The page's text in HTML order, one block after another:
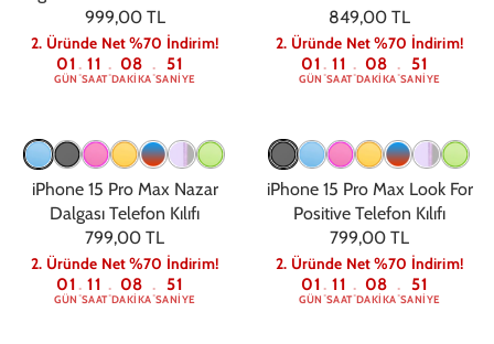
999,00 TL
2. Üründe Net %70 İndirim!
01
GÜN : 11
SAAT: 08
DAKIKA: 50
SANIYE
849,00 TL
2. Üründe Net %70 İndirim!
01
GÜN : 11
SAAT: 08
DAKIKA: 50
SANIYE
iPhone 15 Pro Max Nazar
Dalgası Telefon Kılıfı
799,00 TL
2. Üründe Net %70 İndirim!
01
GÜN : 11
SAAT: 08
DAKIKA: 50
SANIYE
iPhone 15 Pro Max Look For
Positive Telefon Kılıfı
799,00 TL
2. Üründe Net %70 İndirim!
01
GÜN : 11
SAAT: 08
DAKIKA: 50
SANIYE